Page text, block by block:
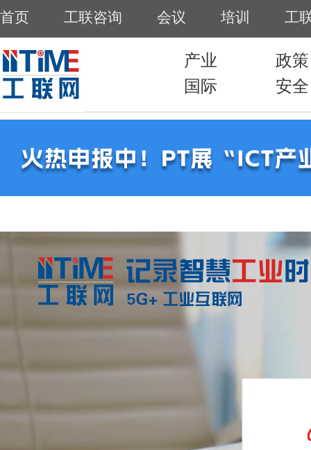
首页 工联咨询 会议 培训 工
产业
政策
国际
安全